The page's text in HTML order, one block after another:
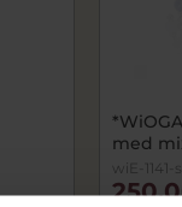
med
wiE-1141-s